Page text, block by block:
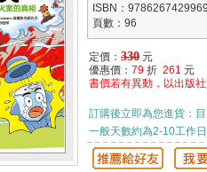
ISBN：9786267429969
頁數：96
定價： 330 元
優惠價： 79 折 261 元
書價若有異動，以出版
訂購後立即為您進貨：
一般天數約為2-10工作日